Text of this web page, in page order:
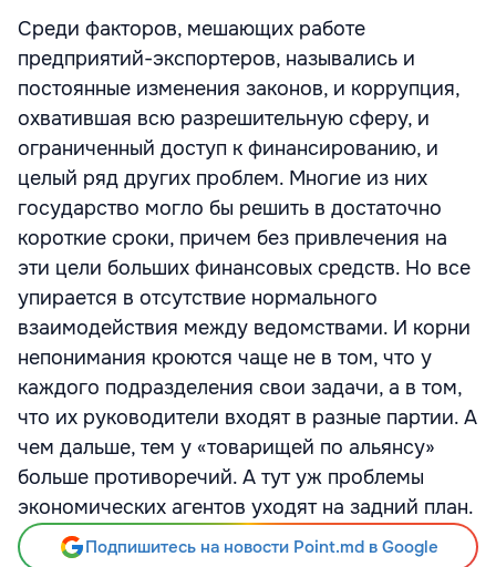
Среди факторов, мешающих работе
предприятий-экспортеров, назывались и
постоянные изменения законов, и коррупция,
охватившая всю разрешительную сферу, и
ограниченный доступ к финансированию, и
целый ряд других проблем. Многие из них
государство могло бы решить в достаточно
короткие сроки, причем без привлечения на
эти цели больших финансовых средств. Но все
упирается в отсутствие нормального
взаимодействия между ведомствами. И корни
непонимания кроются чаще не в том, что у
каждого подразделения свои задачи, а в том,
что их руководители входят в разные партии. А
чем дальше, тем у «товарищей по альянсу»
больше противоречий. А тут уж проблемы
экономических агентов уходят на задний план.
Подпишитесь на новости Point.md в Google